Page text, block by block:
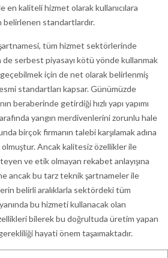
kaliteli hizmet olarak kullanıcılara
belirlenen standartlardır.
tüm hizmet sektörlerinde
serbest piyasayı kötü yönde kullanmak
için de net olarak belirlenmiş
standartları kapsar. Günümüzde
beraberinde getirdiği hızlı yapı yapımı
yangın merdivenlerini zorunlu hale
birçok firmanın talebi karşılamak adına
Ancak kalitesiz özellikler ile
ve etik olmayan rekabet anlayışına
ancak bu tarz teknik şartnameler ile
belirli aralıklarla sektördeki tüm
bu hizmeti kullanacak olan
bilerek bu doğrultuda üretim yapan
hayati önem taşaımaktadır.